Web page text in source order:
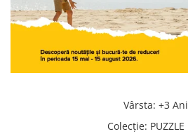
Vârsta: +3 Ani
Colecţie: